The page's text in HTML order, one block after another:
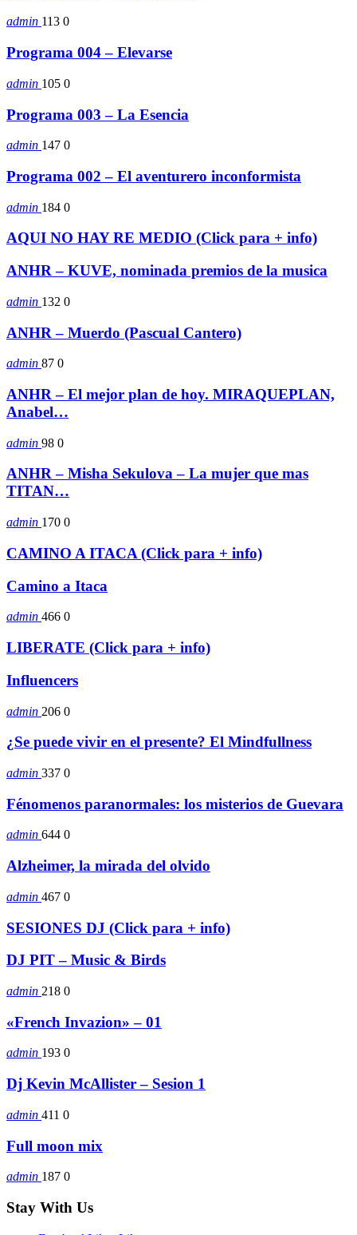
admin 113 0
Programa 004 – Elevarse
admin 105 0
Programa 003 – La Esencia
admin 147 0
Programa 002 – El aventurero inconformista
admin 184 0
AQUI NO HAY RE MEDIO (Click para + info)
ANHR – KUVE, nominada premios de la musica
admin 132 0
ANHR – Muerdo (Pascual Cantero)
admin 87 0
ANHR – El mejor plan de hoy. MIRAQUEPLAN,
Anabel…
admin 98 0
ANHR – Misha Sekulova – La mujer que mas
TITAN…
admin 170 0
CAMINO A ITACA (Click para + info)
Camino a Itaca
admin 466 0
LIBERATE (Click para + info)
Influencers
admin 206 0
¿Se puede vivir en el presente? El Mindfullness
admin 337 0
Fénomenos paranormales: los misterios de Guevara
admin 644 0
Alzheimer, la mirada del olvido
admin 467 0
SESIONES DJ (Click para + info)
DJ PIT – Music & Birds
admin 218 0
«French Invazion» – 01
admin 193 0
Dj Kevin McAllister – Sesion 1
admin 411 0
Full moon mix
admin 187 0
Stay With Us